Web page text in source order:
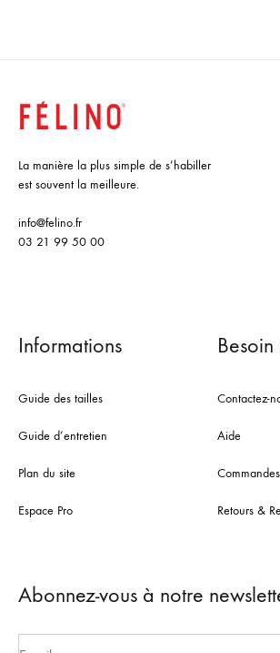
La manière la plus simple de s’habiller
est souvent la meilleure.
info@felino.fr
03 21 99 50 00
Informations
Guide des tailles
Guide d’entretien
Plan du site
Espace Pro
Contactez-
Aide
Retours &
Abonnez-vous à notre